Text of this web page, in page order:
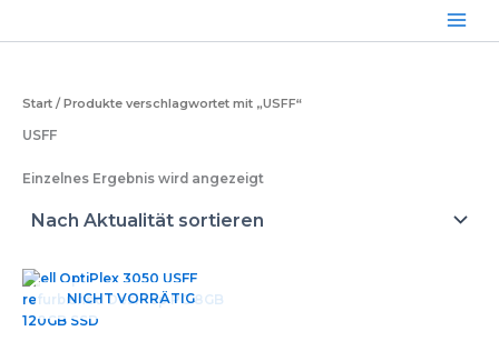
Start / Produkte verschlagwortet mit „USFF“
USFF
Einzelnes Ergebnis wird angezeigt
NICHT VORRÄTIG